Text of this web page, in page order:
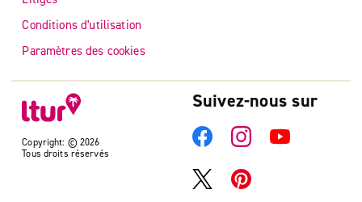
Copyright: © 2026
Tous droits réservés
Conditions d'utilisation
Paramètres des cookies
Suivez-nous sur